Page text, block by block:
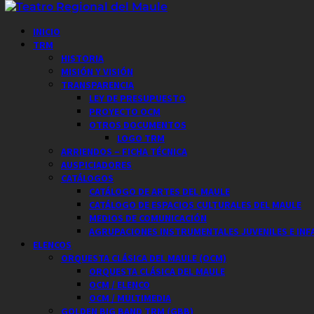
Saltar
contenido
Menú
principal
INICIO
TRM
HISTORIA
MISIÓN Y VISIÓN
TRANSPARENCIA
LEY DE PRESUPUESTO
PROYECTO OCM
OTROS DOCUMENTOS
LOGO TRM
ARRIENDOS – FICHA TÉCNICA
AUSPICIADORES
CATÁLOGOS
CATÁLOGO DE ARTES DEL MAULE
CATÁLOGO DE ESPACIOS CULTURALES DEL MAULE
MEDIOS DE COMUNICACIÓN
AGRUPACIONES INSTRUMENTALES JUVENILES E
ELENCOS
ORQUESTA CLÁSICA DEL MAULE (OCM)
ORQUESTA CLÁSICA DEL MAULE
OCM / ELENCO
OCM / MULTIMEDIA
GOLDEN BIG BAND TRM (GBB)